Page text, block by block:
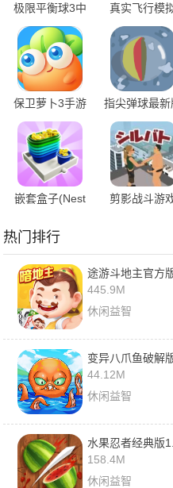
极限平衡球3中
文版
真实飞行模
3D中文版下载
保卫萝卜3手游 指尖弹球最新
嵌套盒子(Nest
剪影战斗游
热门排行
途游斗地主官方
445.9M
休闲益智
变异八爪鱼破解
44.12M
休闲益智
水果忍者经典版
158.4M
休闲益智